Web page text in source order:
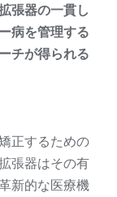
張器の一貫し
病を管理する
チが得られる
正するための
張器はその有
新的な医療機